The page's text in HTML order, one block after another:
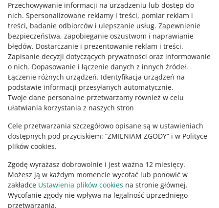
Przechowywanie informacji na urządzeniu lub dostęp do
nich. Spersonalizowane reklamy i treści, pomiar reklam i
treści, badanie odbiorców i ulepszanie usług. Zapewnienie
bezpieczeństwa, zapobieganie oszustwom i naprawianie
błędów. Dostarczanie i prezentowanie reklam i treści.
Zapisanie decyzji dotyczących prywatności oraz informowanie
o nich. Dopasowanie i łączenie danych z innych źródeł.
Łączenie różnych urządzeń. Identyfikacja urządzeń na
podstawie informacji przesyłanych automatycznie.
Twoje dane personalne przetwarzamy również w celu
ułatwiania korzystania z naszych stron
Cele przetwarzania szczegółowo opisane są w ustawieniach
dostępnych pod przyciskiem: “ZMIENIAM ZGODY” i w Polityce
plików cookies.
Zgodę wyrażasz dobrowolnie i jest ważna 12 miesięcy.
Możesz ją w każdym momencie wycofać lub ponowić w
zakładce Ustawienia plików cookies na stronie głównej.
Wycofanie zgody nie wpływa na legalność uprzedniego
przetwarzania.
Maks. cena dostawy, jaką możesz ustawić w
cenniku dla kupującego
115
CZK
Allegro Kurier DHL Czechy – dostawa jutro*
Usługa podstawowa (dla przesyłek do 10kg) 115 CZK
Usługa dodatkowa: dopłata do przesyłki o
wadze od 10 do 20 kg
115 + 99
CZK
Usługa dodatkowa: dopłata do przesyłki o
Szacowany czas przewozu
1 dzień roboczy
Maks. cena dostawy, jaką możesz ustawić w
cenniku dla kupującego
Allegro Kurier DHL Czechy pobranie
Usługa podstawowa (dla przesyłek do 10kg) 138 CZK